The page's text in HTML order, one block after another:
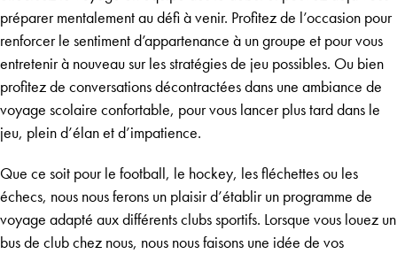
préparer mentalement au défi à venir. Profitez de l’occasion pour
renforcer le sentiment d’appartenance à un groupe et pour vous
entretenir à nouveau sur les stratégies de jeu possibles. Ou bien
profitez de conversations décontractées dans une ambiance de
voyage scolaire confortable, pour vous lancer plus tard dans le
jeu, plein d’élan et d’impatience.
Que ce soit pour le football, le hockey, les fléchettes ou les
échecs, nous nous ferons un plaisir d’établir un programme de
voyage adapté aux différents clubs sportifs. Lorsque vous louez un
bus de club chez nous, nous nous faisons une idée de vos